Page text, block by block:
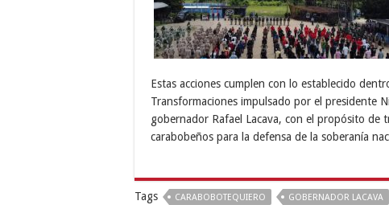
Estas acciones cumplen con lo establecido
Transformaciones impulsado por el presidente
gobernador Rafael Lacava, con el propósito de
carabobeños para la defensa de la soberanía
Tags CARABOBOTEQUIERO GOBERNADOR LACAVA